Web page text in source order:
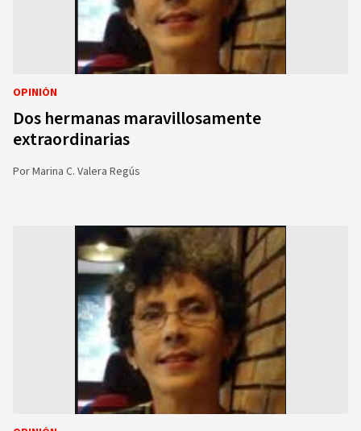
OPINIÓN
Dos hermanas maravillosamente
extraordinarias
PorMarina C. Valera Regús